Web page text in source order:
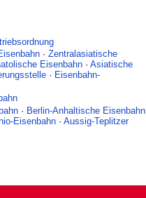
·Zentralasiatische
Eisenbahn· Asiatische
· Eisenbahn-
· Berlin-Anhaltische Eisenbahn
Eisenbahn· Aussig-Teplitzer